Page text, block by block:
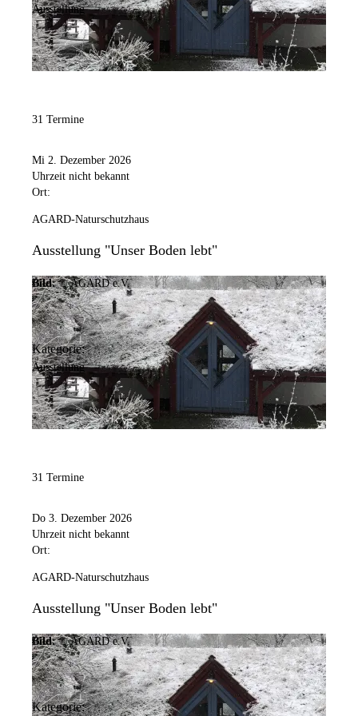
Ausstellung
31 Termine
Mi 2. Dezember 2026
Uhrzeit nicht bekannt
Ort:
AGARD-Naturschutzhaus
Ausstellung "Unser Boden lebt"
Bild: © AGARD e.V.
Kategorie:
Ausstellung
31 Termine
Do 3. Dezember 2026
Uhrzeit nicht bekannt
Ort:
AGARD-Naturschutzhaus
Ausstellung "Unser Boden lebt"
Bild: © AGARD e.V.
Kategorie: